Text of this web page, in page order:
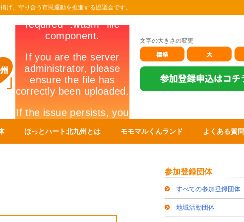
げ、守り合う市民運動を推進する協議会です。
文字の大きさの変更
ほっとハート北九州とは モモマルくんランド よくある質問
参加登録団体
すべての参加登録団体
地域活動団体